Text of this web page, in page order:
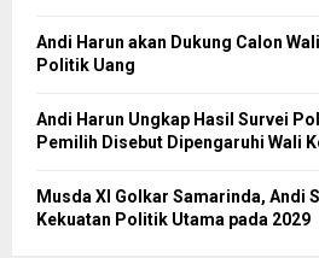
Andi Harun akan Dukung Calon
Politik Uang
Andi Harun Ungkap Hasil Survei
Pemilih Disebut Dipengaruhi Wali
Musda XI Golkar Samarinda, Andi
Kekuatan Politik Utama pada 2029